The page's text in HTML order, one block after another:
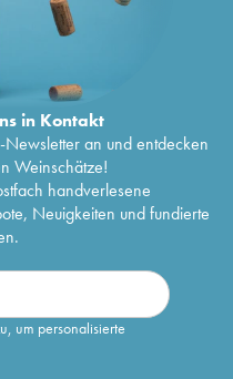
in Kontakt
an und entdecken
Weinschätze!
handverlesene
Neuigkeiten und fundierte
um personalisierte